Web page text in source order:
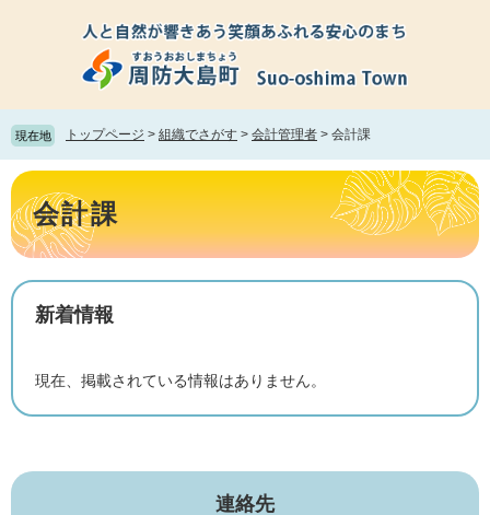
頭
で
す。
飛
ば
て
本
文
現在地 トップページ > 組織でさがす > 会計管理者 > 会計課
本
文 会計課
新着情報
現在、掲載されている情報はありません。
連絡先